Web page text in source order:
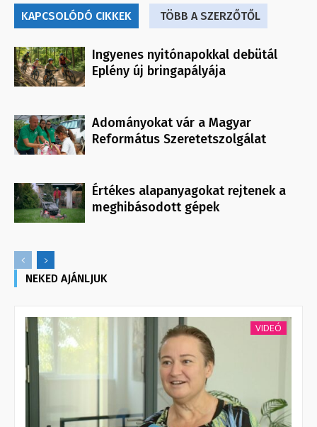
KAPCSOLÓDÓ CIKKEK TÖBB A SZERZŐTŐL
Ingyenes nyitónapokkal debütál
Eplény új bringapályája
Adományokat vár a Magyar
Református Szeretetszolgálat
Értékes alapanyagokat rejtenek a
meghibásodott gépek
NEKED AJÁNLJUK
VIDEÓ